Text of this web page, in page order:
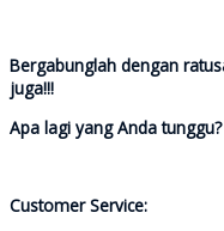
Bergabunglah dengan
juga!!!
Apa lagi yang Anda
Customer Service: